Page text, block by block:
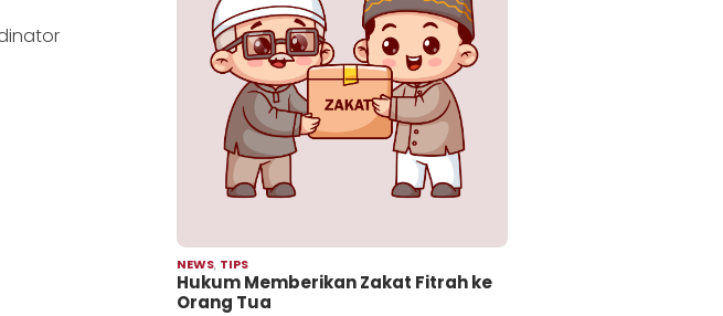
NEWS, TIPS
Hukum Memberikan Zakat Fitrah ke
Orang Tua